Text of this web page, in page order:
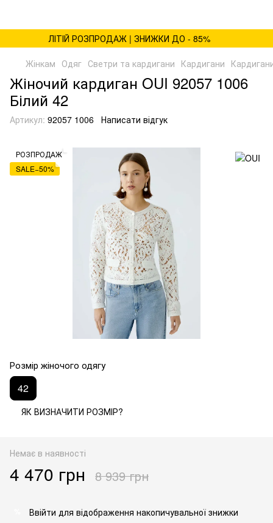
ЛІТІЙ РОЗПРОДАЖ | ЗНИЖКИ ДО - 85%
Жінкам Одяг Светри та кардигани Кардигани
Жіночий кардиган OUI 92057 1006
Білий 42
Артикул: 92057 1006 Написати відгук
РОЗПРОДАЖ
SALE−50%
Розмір жіночого одягу
42
ЯК ВИЗНАЧИТИ РОЗМІР?
Немає в наявності
4 470 грн 8 939 грн
Ввійти для відображення накопичувальної знижки